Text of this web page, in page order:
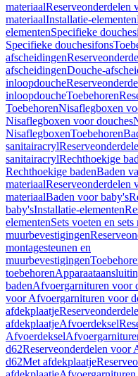
materiaalReserveonderdelen
materiaalInstallatie-elementen
elementenSpecifieke
Specifieke douchesifons
afscheidingen
afscheidingenDouche-
inloopdouche
inloopdoucheToebehoren
ToebehorenNisaflegboxen
Nisaflegboxen voor douches
NisaflegboxenToebehoren
sanitairacryl
sanitairacrylRechthoekige
Rechthoekige badenBaden
materiaalReserveonderdelen
materiaalBaden voor baby's
baby'sInstallatie-elementen
elementenSets voeten en
muurbevestigingen
montagesteunen en
muurbevestigingen
toebehoren
badenAfvoergarnituren voor
voor Afvoergarnituren voor
afdekplaatje
afdekplaatjeAfvoerdeksel
Afvoerdeksel
d62Reserveonderdelen voor
d62Met afdekplaatje